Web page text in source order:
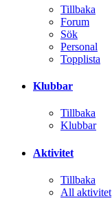
Tillbaka
Forum
Sök
Personal
Topplista
Klubbar
Tillbaka
Klubbar
Aktivitet
Tillbaka
All aktivitet